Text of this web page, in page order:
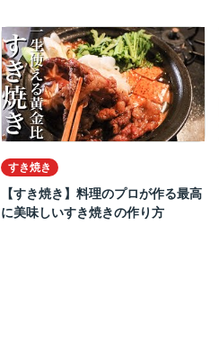
すき焼き
【すき焼き】料理のプロが作る最高
に美味しいすき焼きの作り方